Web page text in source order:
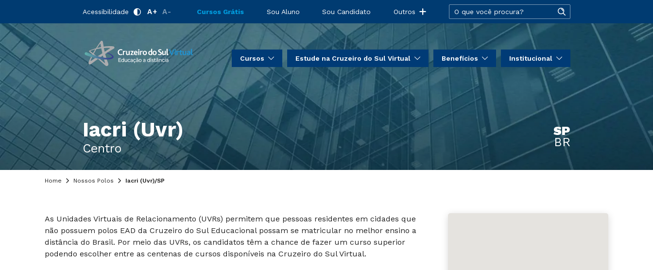
Acessibilidade A+ A- Cursos Grátis Sou Aluno Sou Candidato Outros
Cursos Estude na Cruzeiro do Sul Virtual Benefícios Institucional
Iacri (Uvr)
Centro
SP
BR
Home Nossos Polos Iacri (Uvr)/SP
As Unidades Virtuais de Relacionamento (UVRs) permitem que pessoas residentes em cidades que
não possuem polos EAD da Cruzeiro do Sul Educacional possam se matricular no melhor ensino a
distância do Brasil. Por meio das UVRs, os candidatos têm a chance de fazer um curso superior
podendo escolher entre as centenas de cursos disponíveis na Cruzeiro do Sul Virtual.